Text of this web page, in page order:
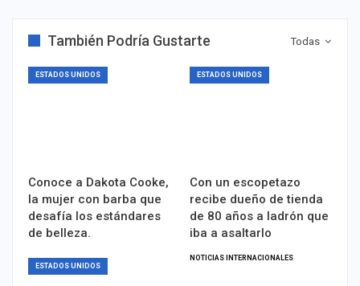
Todas
También Podría Gustarte
ESTADOS UNIDOS
Conoce a Dakota Cooke,
la mujer con barba que
desafía los estándares
de belleza.
ESTADOS UNIDOS
Con un escopetazo
recibe dueño de tienda
de 80 años a ladrón que
iba a asaltarlo
ESTADOS UNIDOS
NOTICIAS INTERNACIONALES